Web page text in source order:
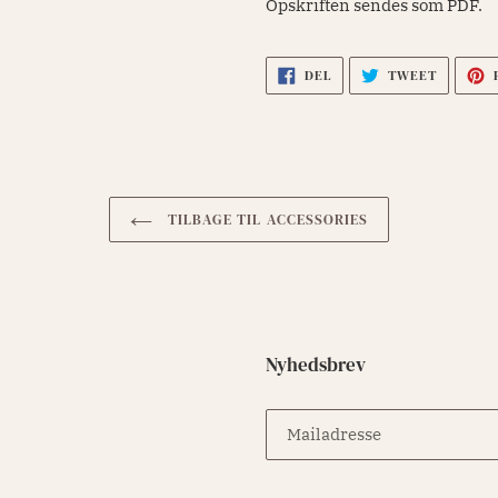
Opskriften sendes som PDF.
DEL
PÅ
FACEBOOK
TWEETTWEET
TILBAGE TIL ACCESSORIES
Nyhedsbrev